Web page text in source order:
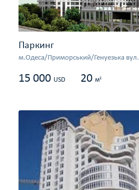
Паркинг
м.Одеса/Приморський/Генуезька вул.
15 000 USD 20 м2